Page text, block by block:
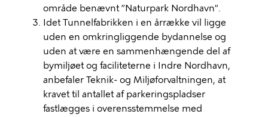
område benævnt ”Naturpark Nordhavn”.
Idet Tunnelfabrikken i en årrække vil ligge
uden en omkringliggende bydannelse og
uden at være en sammenhængende del af
bymiljøet og faciliteterne i Indre Nordhavn,
anbefaler Teknik- og Miljøforvaltningen, at
kravet til antallet af parkeringspladser
fastlægges i overensstemmelse med